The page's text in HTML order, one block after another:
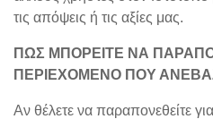
τις απόψεις ή τις αξίες μας.
ΠΩΣ ΜΠΟΡΕΙΤΕ ΝΑ
ΠΕΡΙΕΧΟΜΕΝΟ ΠΟΥ
Αν θέλετε να παραπονεθείτε